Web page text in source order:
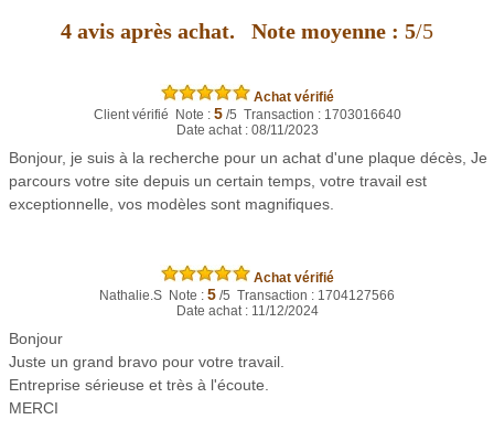
4 avis après achat. Note moyenne : 5/5
Achat vérifié
Client vérifié Note : 5/5 Transaction : 1703016640
Date achat : 08/11/2023
Bonjour, je suis à la recherche pour un achat d'une plaque décès, Je
parcours votre site depuis un certain temps, votre travail est
exceptionnelle, vos modèles sont magnifiques.
Achat vérifié
Nathalie.S Note : 5 /5 Transaction : 1704127566
Date achat : 11/12/2024
Bonjour
Juste un grand bravo pour votre travail.
Entreprise sérieuse et très à l'écoute.
MERCI